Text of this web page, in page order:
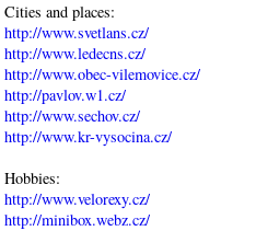
Cities and places:
http://www.svetlans.cz/
http://www.ledecns.cz/
http://www.obec-vilemovice.cz/
http://pavlov.w1.cz/
http://www.sechov.cz/
http://www.kr-vysocina.cz/
Hobbies:
http://www.velorexy.cz/
http://minibox.webz.cz/